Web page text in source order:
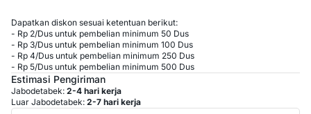
Dapatkan diskon sesuai ketentuan berikut:
- Rp 2/Dus untuk pembelian minimum 50 Dus
- Rp 3/Dus untuk pembelian minimum 100 Dus
- Rp 4/Dus untuk pembelian minimum 250 Dus
- Rp 5/Dus untuk pembelian minimum 500 Dus
Estimasi Pengiriman
Jabodetabek: 2-4 hari kerja
Luar Jabodetabek: 2-7 hari kerja